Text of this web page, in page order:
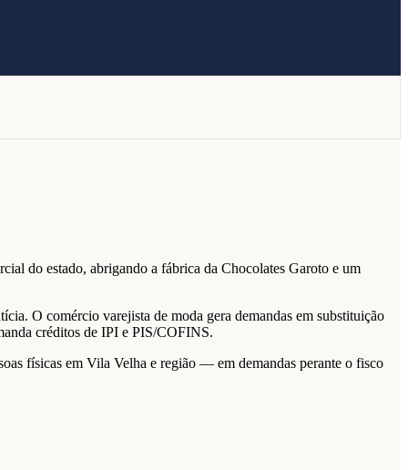
do estado, abrigando a fábrica da Chocolates Garoto e um
O comércio varejista de moda gera demandas em substituição
créditos de IPI e PIS/COFINS.
físicas em Vila Velha e região — em demandas perante o fisco